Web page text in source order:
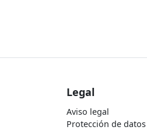
Legal
Aviso legal
Protección de datos